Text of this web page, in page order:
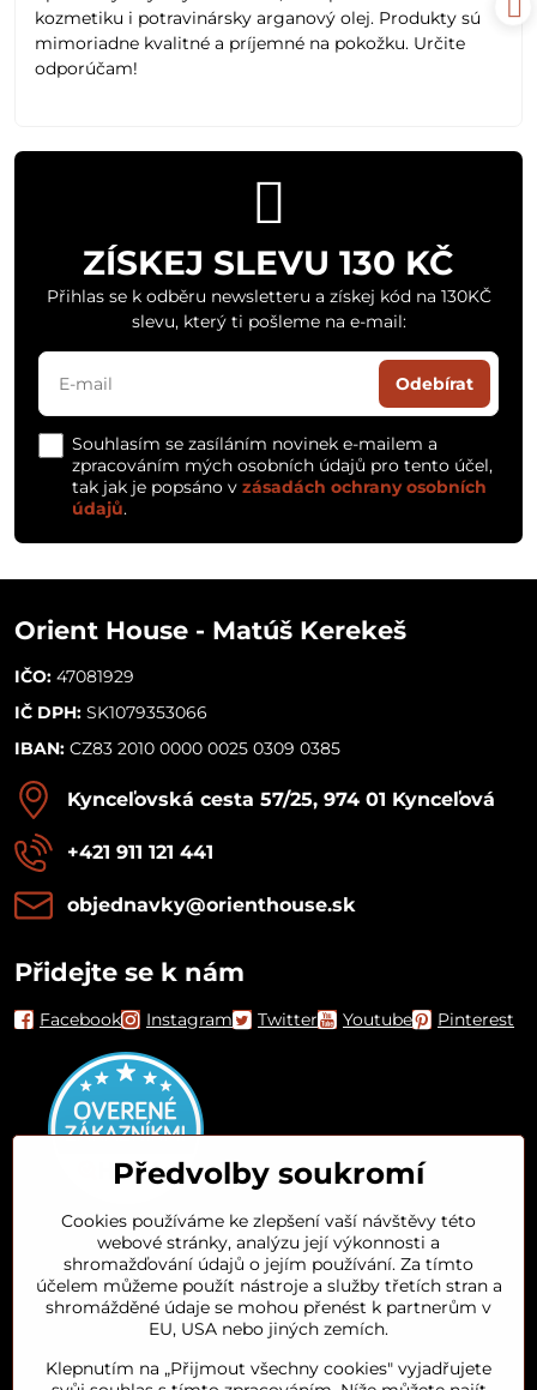
kozmetiku i potravinársky arganový olej. Produkty sú
mimoriadne kvalitné a príjemné na pokožku. Určite
odporúčam!
ZÍSKEJ SLEVU 130 KČ
Přihlas se k odběru newsletteru a získej kód na 130KČ
slevu, který ti pošleme na e-mail:
Odebírat
Souhlasím se zasíláním novinek e-mailem a
zpracováním mých osobních údajů pro tento účel,
tak jak je popsáno v zásadách ochrany osobních
údajů.
Orient House - Matúš Kerekeš
IČO: 47081929
IČ DPH: SK1079353066
IBAN: CZ83 2010 0000 0025 0309 0385
Kynceľovská cesta 57/25, 974 01 Kynceľová
+421 911 121 441
objednavky​@orienthouse​.sk
Přidejte se k nám
Facebook Instagram Twitter Youtube Pinterest
Orient House
Arganový olej
Předvolby soukromí
Cookies používáme ke zlepšení vaší návštěvy této
webové stránky, analýzu její výkonnosti a
shromažďování údajů o jejím používání. Za tímto
účelem můžeme použít nástroje a služby třetích stran a
shromážděné údaje se mohou přenést k partnerům v
EU, USA nebo jiných zemích.
Klepnutím na „Přijmout všechny cookies" vyjadřujete